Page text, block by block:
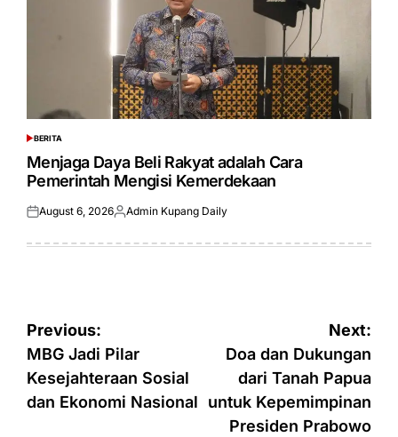
POSTED
IN
BERITA
Menjaga Daya Beli Rakyat adalah Cara
Pemerintah Mengisi Kemerdekaan
Posted
August 6, 2026Posted
Admin Kupang Daily
Post
navigation
Previous:
MBG Jadi Pilar
Kesejahteraan Sosial
dan Ekonomi Nasional
Next:
Doa dan Dukungan
dari Tanah Papua
untuk Kepemimpinan
Presiden Prabowo